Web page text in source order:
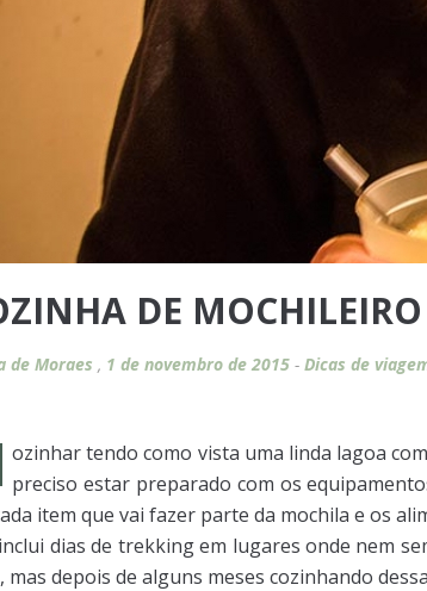
DE
de Moraes , 1 de novembro de 2015 - Dicas de
ozinhar tendo como vista uma linda lagoa
preciso estar preparado com os
item que vai fazer parte da mochila e os
dias de trekking em lugares onde nem
mas depois de alguns meses cozinhando